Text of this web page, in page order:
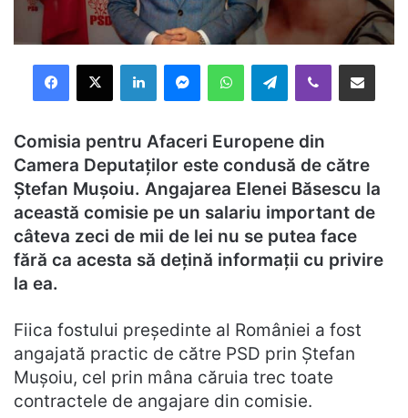
Facebook
X LinkedInMessengerWhatsAppTelegramViber Distribuie prin mail
Comisia pentru Afaceri Europene din
Camera Deputaților este condusă de către
Ștefan Mușoiu. Angajarea Elenei Băsescu la
această comisie pe un salariu important de
câteva zeci de mii de lei nu se putea face
fără ca acesta să dețină informații cu privire
la ea.
Fiica fostului președinte al României a fost
angajată practic de către PSD prin Ștefan
Mușoiu, cel prin mâna căruia trec toate
contractele de angajare din comisie.